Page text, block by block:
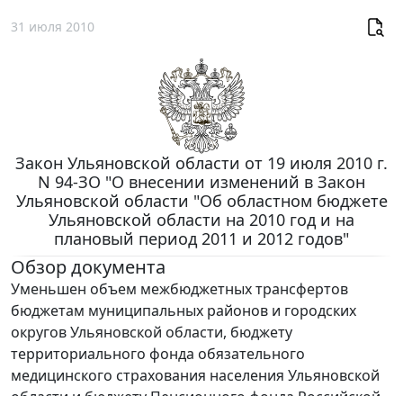
31 июля 2010
Закон Ульяновской области от 19 июля 2010 г.
N 94-ЗО "О внесении изменений в Закон
Ульяновской области "Об областном бюджете
Ульяновской области на 2010 год и на
плановый период 2011 и 2012 годов"
Обзор документа
Уменьшен объем межбюджетных трансфертов
бюджетам муниципальных районов и городских
округов Ульяновской области, бюджету
территориального фонда обязательного
медицинского страхования населения Ульяновской